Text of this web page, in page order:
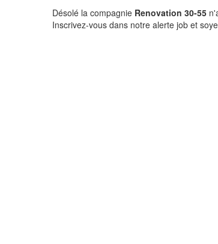
Désolé la compagnie Renovation 30-55
Inscrivez-vous dans notre alerte job et